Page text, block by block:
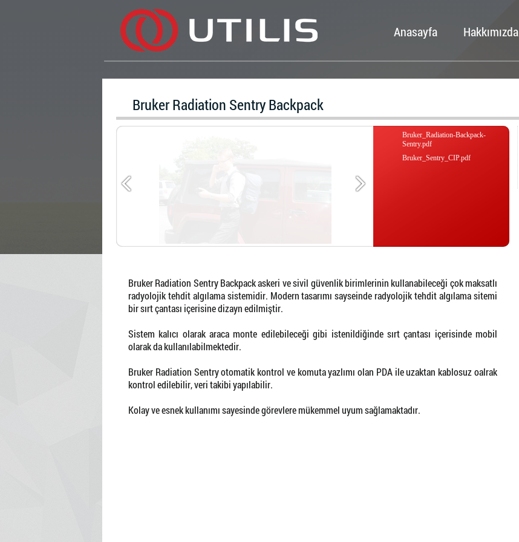
Anasayfa Hakkımızda
Bruker Radiation Sentry Backpack
Bruker_Radiation-Backpack-
Sentry.pdf
Bruker_Sentry_CIP.pdf
Bruker Radiation Sentry Backpack askeri ve sivil güvenlik birimlerinin kullanabileceği çok maksatlı
radyolojik tehdit algılama sistemidir. Modern tasarımı sayseinde radyolojik tehdit algılama sitemi
bir sırt çantası içerisine dizayn edilmiştir.
Sistem kalıcı olarak araca monte edilebileceği gibi istenildiğinde sırt çantası içerisinde mobil
olarak da kullanılabilmektedir.
Bruker Radiation Sentry otomatik kontrol ve komuta yazlımı olan PDA ile uzaktan kablosuz oalrak
kontrol edilebilir, veri takibi yapılabilir.
Kolay ve esnek kullanımı sayesinde görevlere mükemmel uyum sağlamaktadır.